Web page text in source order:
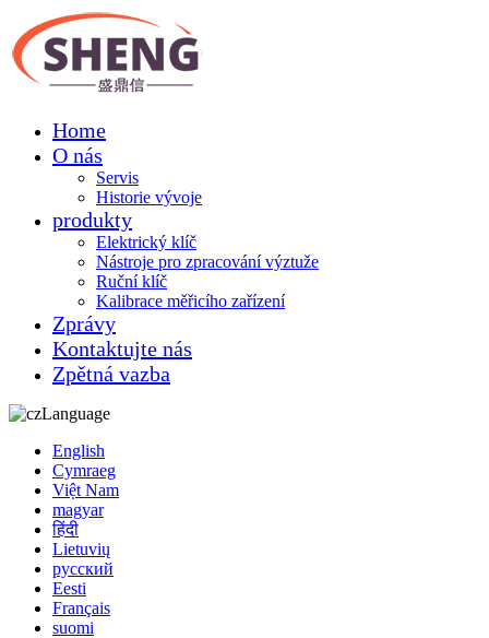
Home
O nás
Servis
Historie vývoje
produkty
Elektrický klíč
Nástroje pro zpracování výztuže
Ruční klíč
Kalibrace měřicího zařízení
Zprávy
Kontaktujte nás
Zpětná vazba
Language
English
Cymraeg
Việt Nam
magyar
हिंदी
Lietuvių
русский
Eesti
Français
suomi